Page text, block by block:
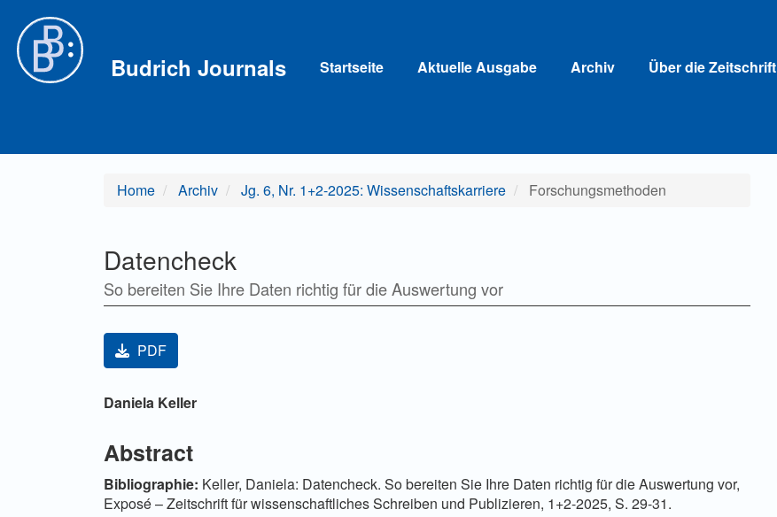
Hauptinhalt
Sidebar
Budrich Journals Startseite Aktuelle Ausgabe Archiv Über die Zeitschrift
Home Archiv Jg. 6, Nr. 1+2-2025: Wissenschaftskarriere Forschungsmethoden
Datencheck
So bereiten Sie Ihre Daten richtig für die Auswertung vor
Artikel-Sidebar
PDF
Hauptsächlicher Artikelinhalt
Daniela Keller
Abstract
Bibliographie: Keller, Daniela: Datencheck. So bereiten Sie Ihre Daten richtig für die Auswertung vor,
Exposé – Zeitschrift für wissenschaftliches Schreiben und Publizieren, 1+2-2025, S. 29-31.